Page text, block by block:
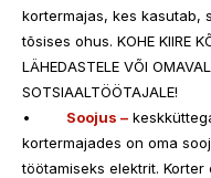
kortermajas, kes kasutab,
tõsises ohus. KOHE KIIRE
LÄHEDASTELE VÕI
SOTSIAALTÖÖTAJALE!
Soojus –
kortermajades on oma
töötamiseks elektrit. Korter